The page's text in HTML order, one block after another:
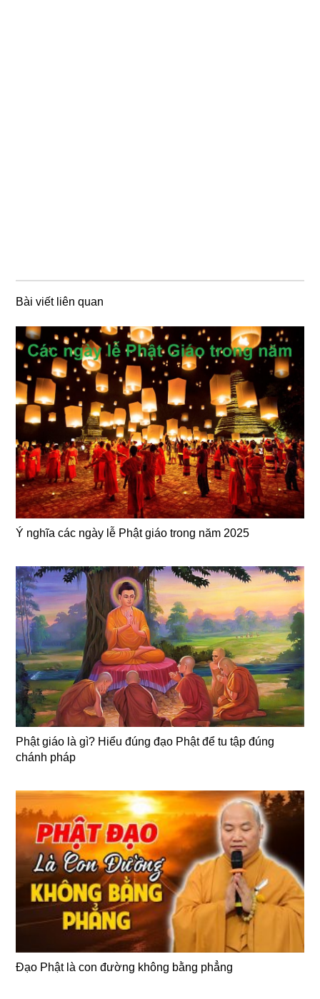
Bài viết liên quan
Ý nghĩa các ngày lễ Phật giáo trong năm 2025
Phật giáo là gì? Hiểu đúng đạo Phật để tu tập đúng
chánh pháp
Đạo Phật là con đường không bằng phẳng